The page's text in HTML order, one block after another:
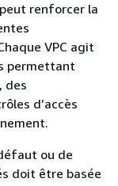
renforcer la
VPC agit
permettant
des
d’accès
ou de
doit être basée